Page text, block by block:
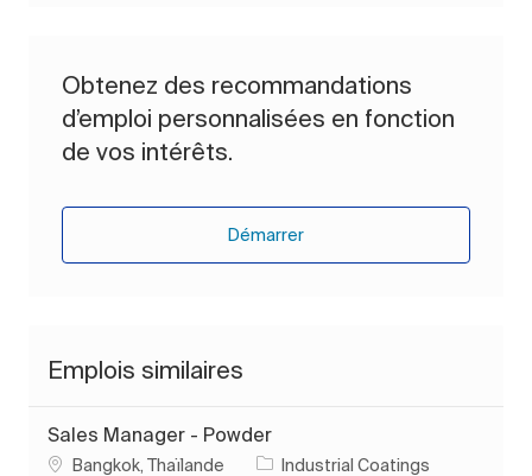
Obtenez des recommandations
d’emploi personnalisées en fonction
de vos intérêts.
Démarrer
Emplois similaires
Sales Manager - Powder
Emplacement
Bangkok, Thaïlande
Industrial Coatings